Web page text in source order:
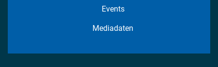
Events
Mediadaten